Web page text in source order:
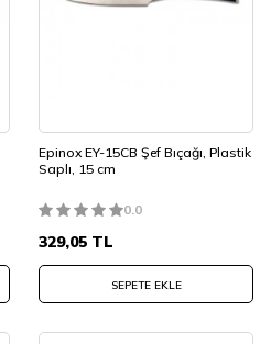
Epinox EY-15CB Şef Bıçağı, Plastik
Saplı, 15 cm
0.0
329,05 TL
SEPETE EKLE